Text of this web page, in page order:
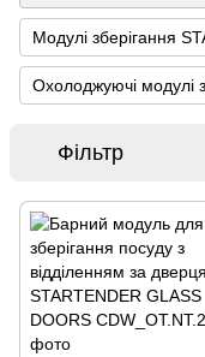
Модулі зберігання
Охолоджуючі модулі
Фільтр